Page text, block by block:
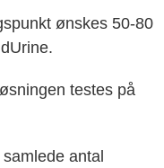
ønskes 50-80
testes på
antal